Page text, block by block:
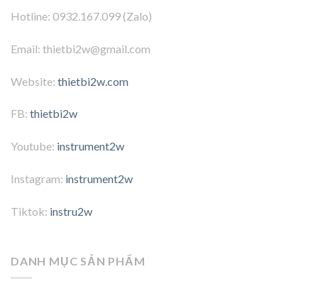
Hotline: 0932.167.099 (Zalo)
Email: thietbi2w@gmail.com
Website: thietbi2w.com
FB: thietbi2w
Youtube: instrument2w
Instagram: instrument2w
Tiktok: instru2w
DANH MỤC SẢN PHẨM